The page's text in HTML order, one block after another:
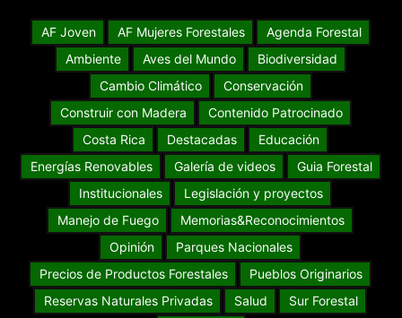
AF Joven AF Mujeres Forestales
Agenda Forestal
Ambiente
Aves del Mundo
Biodiversidad
Cambio Climático
Conservación
Construir con Madera
Contenido Patrocinado
Costa Rica
Destacadas
Educación
Energías Renovables
Galería de videos
Guia Forestal
Institucionales
Legislación y proyectos
Manejo de Fuego
Memorias&Reconocimientos
Opinión
Parques Nacionales
Precios de Productos Forestales
Pueblos Originarios
Reservas Naturales Privadas
Salud
Sur Forestal